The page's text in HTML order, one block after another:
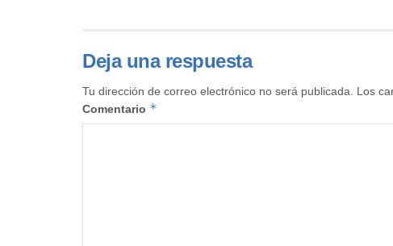
Deja una respuesta
Tu dirección de correo electrónico no será publicada. Los
Comentario *